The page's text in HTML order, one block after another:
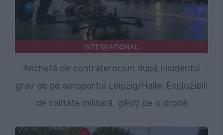
INTERNATIONAL
Anchetă de contraterorism după incidentul
grav de pe aeroportul Leipzig/Halle. Explozibili
de calitate militară, găsiți pe o dronă